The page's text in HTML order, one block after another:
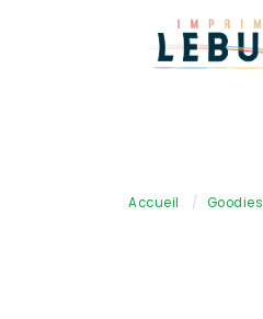
Accueil / Goodies